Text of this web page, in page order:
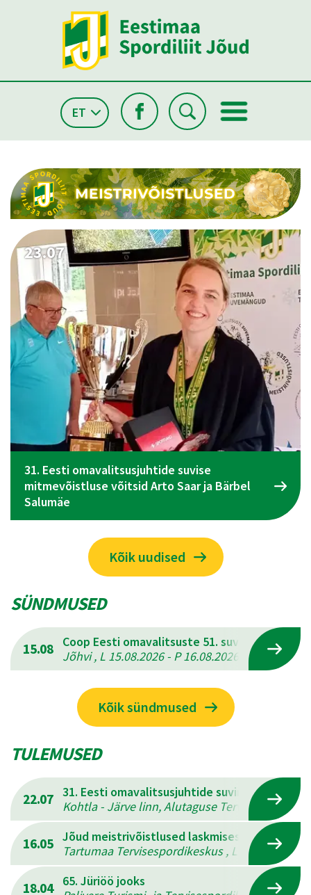
ET
26.05
Spordiliidu Jõud üldkogu koosolek
Kõik uudised
SÜNDMUSED
15.08
Coop Eesti omavalitsuste 51. suvemängud
Jõhvi , L 15.08.2026 - P 16.08.2026
Kõik sündmused
TULEMUSED
22.07 31. Eesti omavalitsusjuhtide suvine
Kohtla - Järve linn, Alutaguse
16.05 Jõud meistrivõistlused laskmises
Tartumaa Tervisespordikeskus , L 16.05.2026 -
18.04
65. Jüriöö jooks